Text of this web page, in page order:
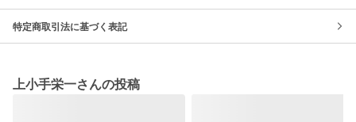
特定商取引法に基づく表記
上小手栄一さんの投稿